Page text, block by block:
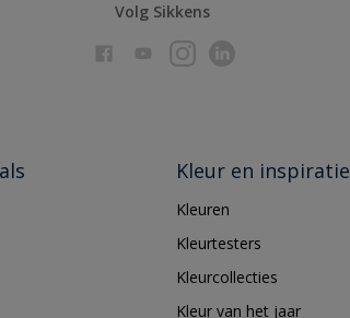
Volg Sikkens
Kleur en inspiratie
Kleuren
Kleurtesters
Kleurcollecties
Kleur van het jaar